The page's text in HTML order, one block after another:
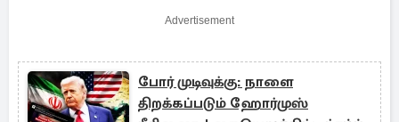
Advertisement
போர் முடிவுக்கு: நாளை
திறக்கப்படும் ஹோர்முஸ்